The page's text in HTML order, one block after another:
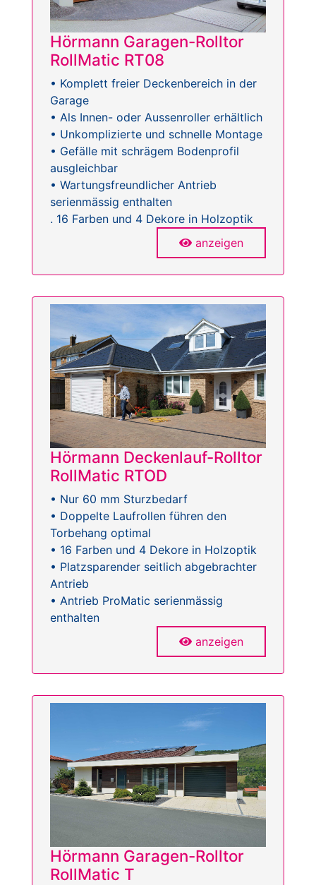
Hörmann Garagen-Rolltor
RollMatic RT08
• Komplett freier Deckenbereich in der
Garage
• Als Innen- oder Aussenroller erhältlich
• Unkomplizierte und schnelle Montage
• Gefälle mit schrägem Bodenprofil
ausgleichbar
• Wartungsfreundlicher Antrieb
serienmässig enthalten
. 16 Farben und 4 Dekore in Holzoptik
anzeigen
Hörmann Deckenlauf-Rolltor
RollMatic RTOD
• Nur 60 mm Sturzbedarf
• Doppelte Laufrollen führen den
Torbehang optimal
• 16 Farben und 4 Dekore in Holzoptik
• Platzsparender seitlich abgebrachter
Antrieb
• Antrieb ProMatic serienmässig
enthalten
anzeigen
Hörmann Garagen-Rolltor
RollMatic T